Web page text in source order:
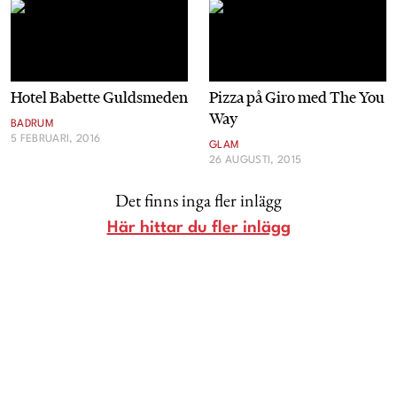
Livsberättelser
Hotel Babette Guldsmeden
BADRUM
5 FEBRUARI, 2016
Pizza på Giro med The You
Way
GLAM
26 AUGUSTI, 2015
Det finns inga fler inlägg
Här hittar du fler inlägg